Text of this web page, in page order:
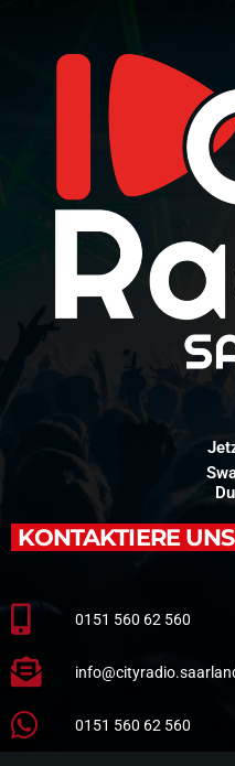
KONTAKTIERE UNS
0151 560 62 560
0151 560 62 560